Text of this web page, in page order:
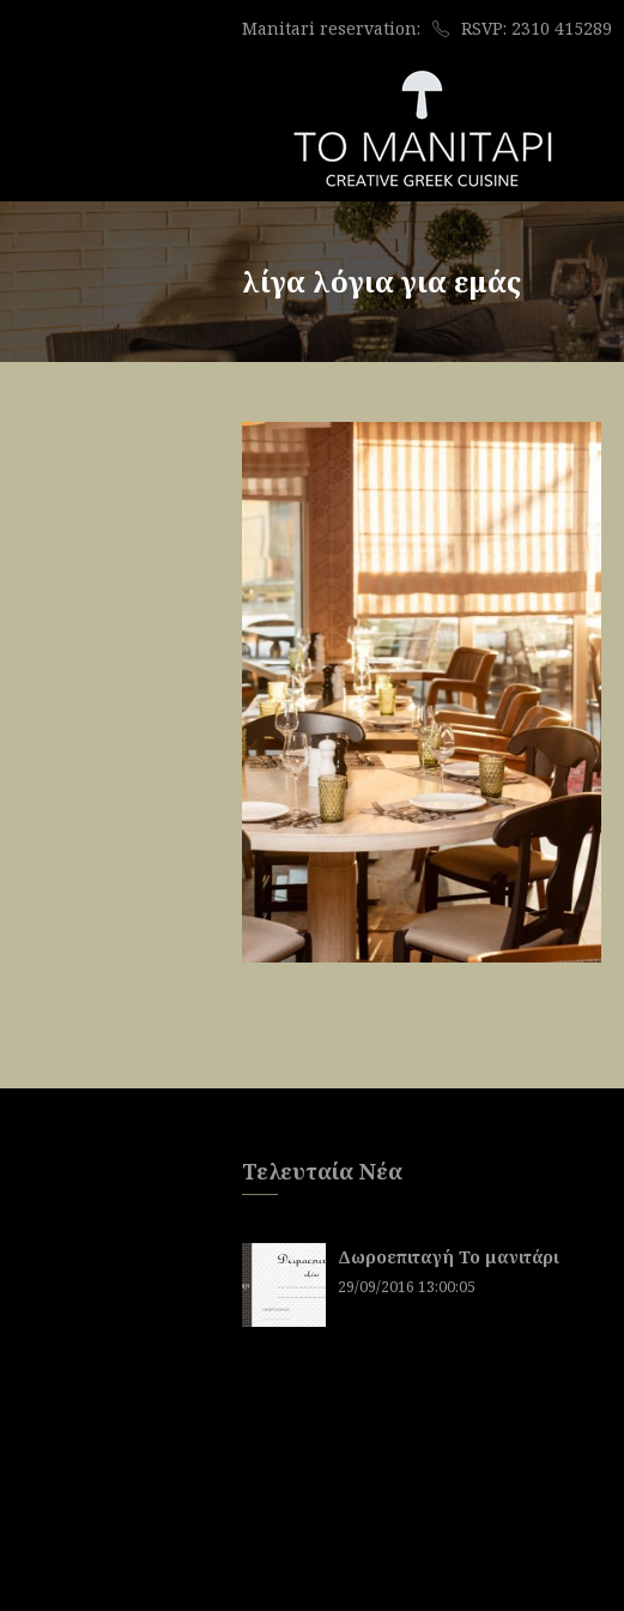
Manitari reservation: RSVP: 2310 415289
λίγα λόγια για εμάς
Τελευταία Νέα
Δωροεπιταγή To μανιτάρι
29/09/2016 13:00:05